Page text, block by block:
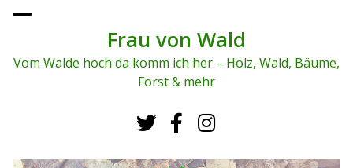
To
me
Frau von Wald
Vom Walde hoch da komm ich her – Holz, Wald, Bäume,
Forst & mehr